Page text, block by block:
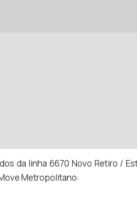
da linha 6670 Novo Retiro /
Metropolitano: